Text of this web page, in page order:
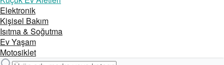
Elektronik
Kişisel Bakım
Isıtma & Soğutma
Ev Yaşam
Motosiklet